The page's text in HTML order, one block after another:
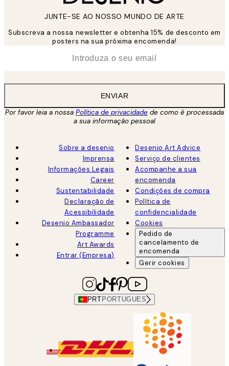
JUNTE-SE AO NOSSO MUNDO DE ARTE
Subscreva a nossa newsletter e obtenha 15% de desconto em
posters na sua próxima encomenda!
ENVIAR
Por favor leia a nossa Política de privacidade de como é processada
a sua informação pessoal
Sobre a desenio
Imprensa
Informações Legais
Career
Sustentabilidade
Declaração de
Acessibilidade
Desenio Ambassador
Programme
Art Awards
Entrar (Empresa)
Desenio Art Advice
Serviço de clientes
Acompanhe a sua
encomenda
Condições de compra
Política de
confidencialidade
Cookies
Pedido de
cancelamento de
encomenda
Gerir cookies
PRT PORTUGUES